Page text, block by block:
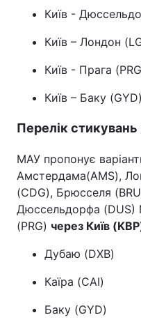
Київ -
Київ – Лондон
Київ - Прага
Київ – Баку
Перелік
МАУ пропонує
Амстердама(AMS),
(CDG), Брюсселя
Дюссельдорфа (DUS)
(PRG) через Київ (KBP
Дубаю (DXB)
Каїра (CAI)
Баку (GYD)